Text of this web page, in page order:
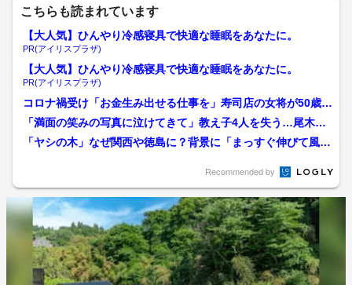
こちらも読まれています
【大人気】ひんやり冷感寝具で快適な睡眠をあなたに。
PR(アイリスプラザ)
【大人気】ひんやり冷感寝具で快適な睡眠をあなたに。
PR(アイリスプラザ)
コロナ禍受け「お金生み出せる仕事を」寿司店の女将が50歳
で“司法試験合格” 家事...
「満面の笑みの写真に泣けてきて」教え子4人を失う…尾木直
樹さんが慰霊「あの笑顔が...
「ヤシの木」なぜ関西や徳島に？背景に「まっすぐ伸びて風に
Recommended by